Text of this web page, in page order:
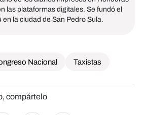
las plataformas digitales. Se fundó el
en la ciudad de San Pedro Sula.
Nacional Taxistas
compártelo